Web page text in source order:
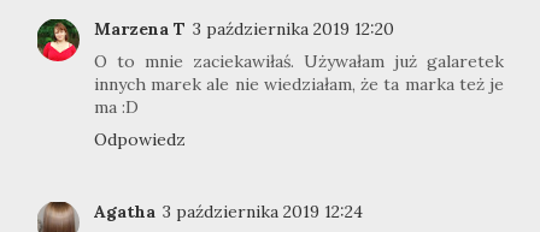
Marzena T 3 października 2019 12:20
O to mnie zaciekawiłaś. Używałam już galaretek
innych marek ale nie wiedziałam, że ta marka też je
ma :D
Odpowiedz
Agatha 3 października 2019 12:24